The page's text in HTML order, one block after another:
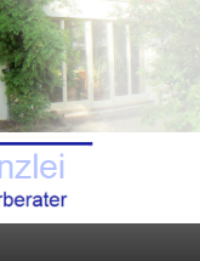
Hertlein